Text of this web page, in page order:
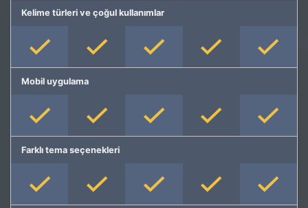
Kelime türleri ve çoğul kullanımlar
Mobil uygulama
Farklı tema seçenekleri